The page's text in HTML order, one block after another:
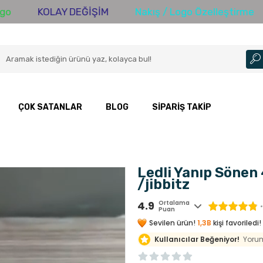
DEĞİŞİM Nakış / Logo Özelleştirme 3000
ÇOK SATANLAR BLOG SIPARIŞ TAKIP
Ledli Yanıp
/jibbitz
4.9 Ortalama
Puan
Sevilen ürün! 1,3B kişi favoriledi!
Kullanıcılar Beğeniyor!